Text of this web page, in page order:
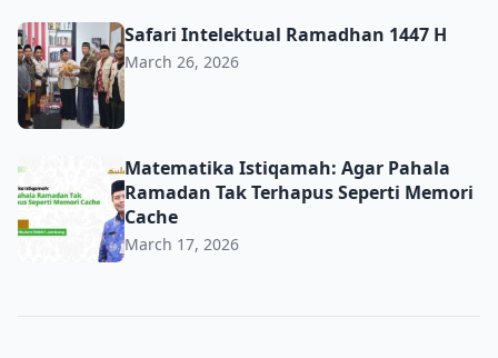
Safari Intelektual Ramadhan 1447 H
Safari Intelektual Ramadhan 1447 H
March 26, 2026
Matematika Istiqamah: Agar Pahala Ramadan Tak
Matematika Istiqamah: Agar Pahala
Ramadan Tak Terhapus Seperti Memori
Cache
March 17, 2026